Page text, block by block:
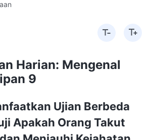
Harian: Mengenal
9
Ujian Berbeda
Apakah Orang Takut